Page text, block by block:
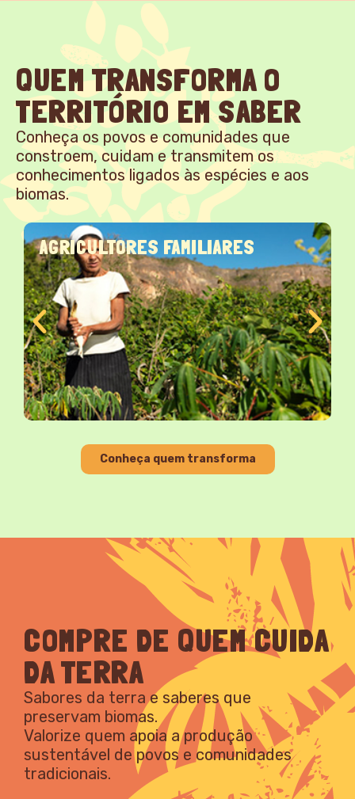
QUEM TRANSFORMA O
TERRITÓRIO EM SABER
Conheça os povos e comunidades que
constroem, cuidam e transmitem os
conhecimentos ligados às espécies e aos
biomas.
AGRICULTORES FAMILIARES
Conheça quem transforma
COMPRE DE QUEM CUIDA
DA TERRA
Sabores da terra e saberes que
preservam biomas.
Valorize quem apoia a produção
sustentável de povos e comunidades
tradicionais.